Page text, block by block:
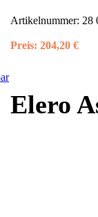
Artikelnummer: 28
Preis: 204,20 €
Elero